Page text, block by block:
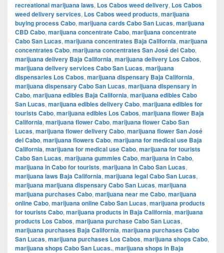
recreational marijuana laws, Los Cabos weed delivery, Los Cabos
weed delivery services, Los Cabos weed products, marijuana
buying process Cabo, marijuana cards Cabo San Lucas, marijuana
CBD Cabo, marijuana concentrate Cabo, marijuana concentrate
Cabo San Lucas, marijuana concentrates Baja California, marijuana
concentrates Cabo, marijuana concentrates San José del Cabo,
marijuana delivery Baja California, marijuana delivery Los Cabos,
marijuana delivery services Cabo San Lucas, marijuana
dispensaries Los Cabos, marijuana dispensary Baja California,
marijuana dispensary Cabo San Lucas, marijuana dispensary in
Cabo, marijuana edibles Baja California, marijuana edibles Cabo
San Lucas, marijuana edibles delivery Cabo, marijuana edibles for
tourists Cabo, marijuana edibles Los Cabos, marijuana flower Baja
California, marijuana flower Cabo, marijuana flower Cabo San
Lucas, marijuana flower delivery Cabo, marijuana flower San José
del Cabo, marijuana flowers Cabo, marijuana for medical use Baja
California, marijuana for medical use Cabo, marijuana for tourists
Cabo San Lucas, marijuana gummies Cabo, marijuana in Cabo,
marijuana in Cabo for tourists, marijuana in Cabo San Lucas,
marijuana laws Baja California, marijuana legal Cabo San Lucas,
marijuana marijuana dispensary Cabo San Lucas, marijuana
marijuana purchases Cabo, marijuana near me Cabo, marijuana
online Cabo, marijuana online Cabo San Lucas, marijuana products
for tourists Cabo, marijuana products in Baja California, marijuana
products Los Cabos, marijuana purchase Cabo San Lucas,
marijuana purchases Baja California, marijuana purchases Cabo
San Lucas, marijuana purchases Los Cabos, marijuana shops Cabo,
marijuana shops Cabo San Lucas., marijuana shops in Baja